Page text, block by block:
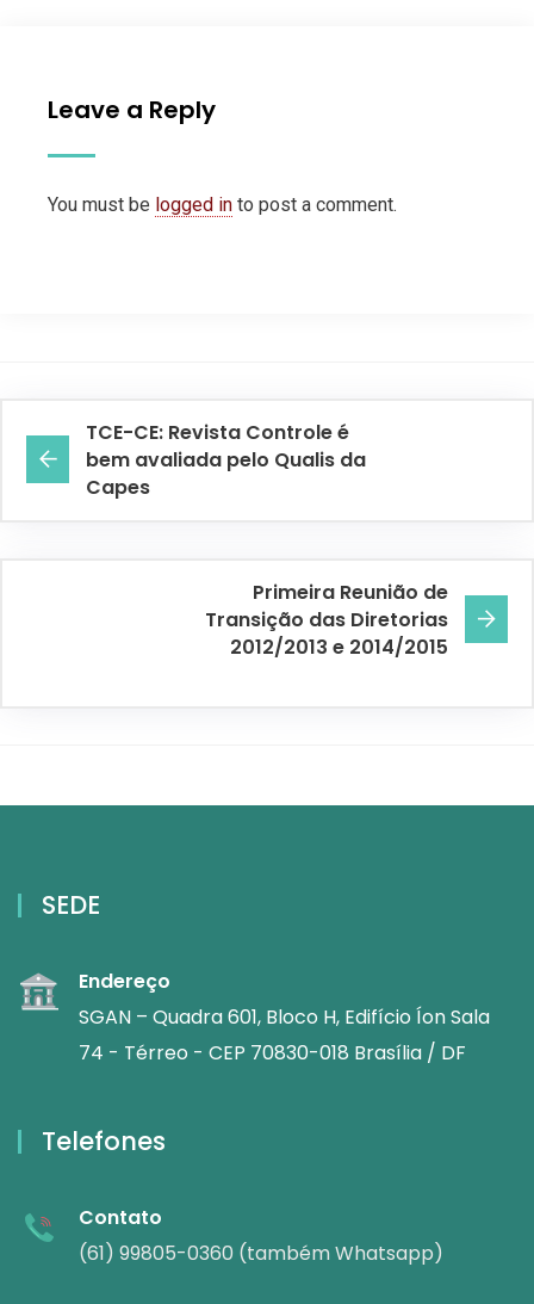
Leave a Reply
You must be logged in to post a comment.
TCE-CE: Revista Controle é
bem avaliada pelo Qualis da
Capes
Primeira Reunião de
Transição das Diretorias
2012/2013 e 2014/2015
SEDE
Endereço
SGAN – Quadra 601, Bloco H, Edifício Íon Sala
74 - Térreo - CEP 70830-018 Brasília / DF
Telefones
Contato
(61) 99805-0360 (também Whatsapp)